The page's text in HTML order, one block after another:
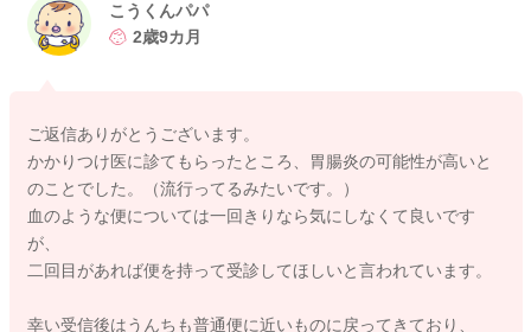
こうくんパパ
2歳9カ月
ご返信ありがとうございます。
かかりつけ医に診てもらったところ、胃腸炎の可能性が高いと
のことでした。（流行ってるみたいです。）
血のような便については一回きりなら気にしなくて良いです
が、
二回目があれば便を持って受診してほしいと言われています。
幸い受信後はうんちも普通便に近いものに戻ってきており、